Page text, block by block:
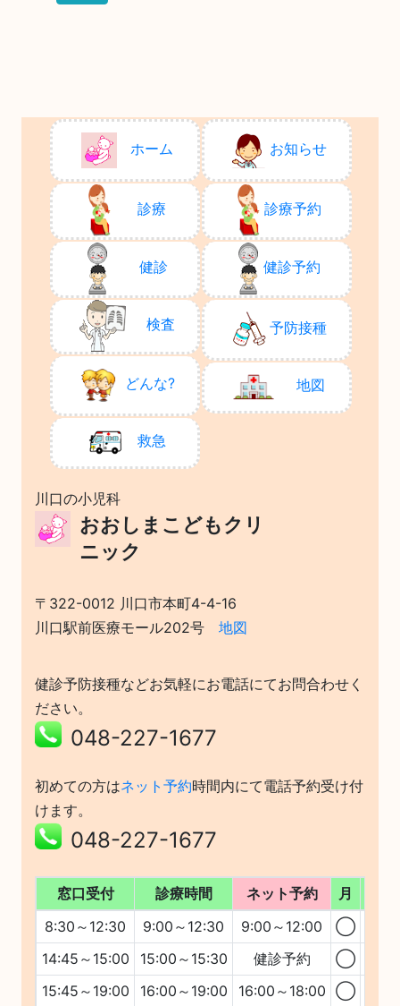
ホーム
診療
健診
検査
どんな?
救急
お知らせ
診療予約
健診予約
予防接種
地図
川口の小児科
おおしまこどもクリ
ニック
〒322-0012 川口市本町4-4-16
川口駅前医療モール202号 地図
健診予防接種などお気軽にお電話にてお問合わせく
ださい。
048-227-1677
初めての方はネット予約時間内にて電話予約受け付
けます。
048-227-1677
窓口受付 診療時間 ネット予約 月
8:30～12:30
9:00～12:30 9:00～12:00 ◯
14:45～15:00
15:00～15:30 健診予約 ◯
15:45～19:00
16:00～19:00 16:00～18:00 ◯